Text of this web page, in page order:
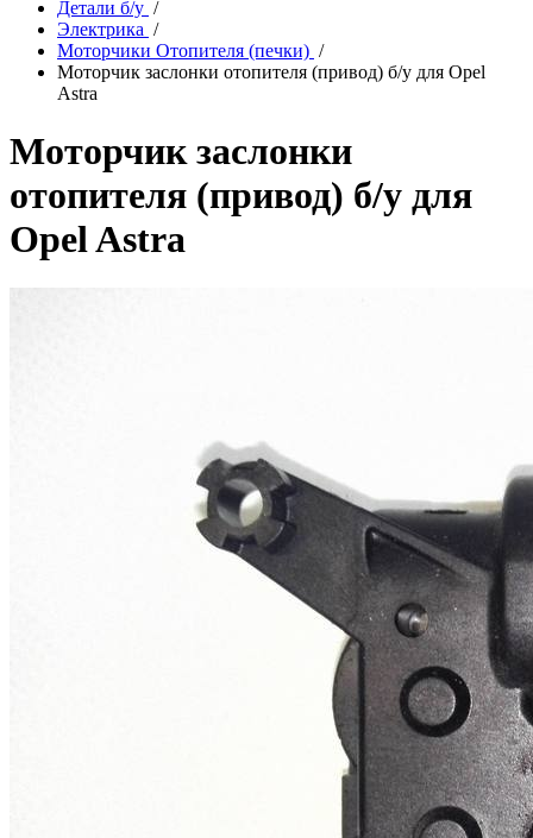
Детали б/у /
Электрика /
Моторчики Отопителя (печки) /
Моторчик заслонки отопителя (привод) б/у для Opel
Astra
Моторчик заслонки
отопителя (привод) б/у для
Opel Astra